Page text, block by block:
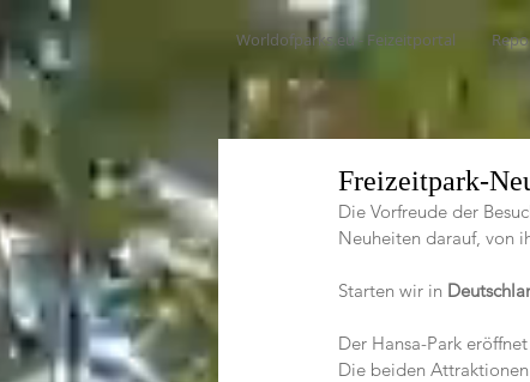
Worldofparks.eu - Feizeitportal
Freizeitpark-
Die Vorfreude der
Neuheiten darauf, von
Starten wir in
Der Hansa-Park
Die beiden